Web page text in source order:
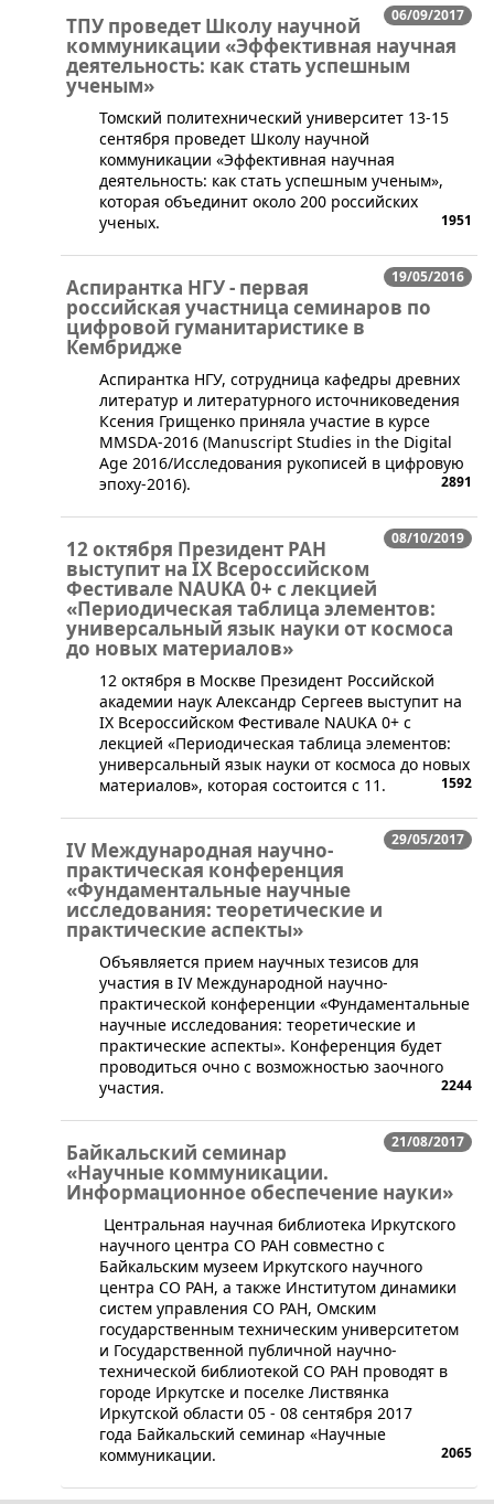
06/09/2017
ТПУ проведет Школу научной
коммуникации «Эффективная научная
деятельность: как стать успешным
ученым»
​Томский политехнический университет 13-15
сентября проведет Школу научной
коммуникации «Эффективная научная
деятельность: как стать успешным ученым»,
которая объединит около 200 российских
ученых.
1951
19/05/2016
Аспирантка НГУ - первая
российская участница семинаров по
цифровой гуманитаристике в
Кембридже
Аспирантка НГУ, сотрудница кафедры древних
литератур и литературного источниковедения
Ксения Грищенко приняла участие в курсе
MMSDA-2016 (Manuscript Studies in the Digital
Age 2016/Исследования рукописей в цифровую
эпоху-2016).
2891
08/10/2019
12 октября Президент РАН
выступит на IX Всероссийском
Фестивале NAUKA 0+ с лекцией
«Периодическая таблица элементов:
универсальный язык науки от космоса
до новых материалов»
12 октября в Москве Президент Российской
академии наук Александр Сергеев выступит на
IX Всероссийском Фестивале NAUKA 0+ с
лекцией «Периодическая таблица элементов:
универсальный язык науки от космоса до новых
материалов», которая состоится с 11.
1592
29/05/2017
IV Международная научно-
практическая конференция
«Фундаментальные научные
исследования: теоретические и
практические аспекты»
Объявляется прием научных тезисов для
участия в IV Международной научно-
практической конференции «Фундаментальные
научные исследования: теоретические и
практические аспекты». Конференция будет
проводиться очно с возможностью заочного
участия.
2244
21/08/2017
Байкальский семинар
«Научные коммуникации.
Информационное обеспечение науки»
Центральная научная библиотека Иркутского
научного центра СО РАН совместно с
Байкальским музеем Иркутского научного
центра СО РАН, а также Институтом динамики
систем управления СО РАН, Омским
государственным техническим университетом
и Государственной публичной научно-
технической библиотекой СО РАН проводят в
городе Иркутске и поселке Листвянка
Иркутской области 05 - 08 сентября 2017
года Байкальский семинар «Научные
коммуникации.
2065